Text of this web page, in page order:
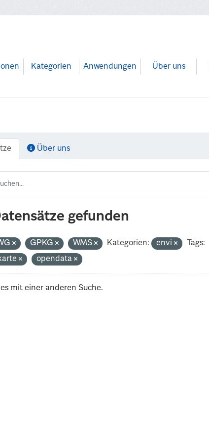
Kategorien Anwendungen Über uns
Über uns
gefunden
GPKG WMS Kategorien: envi
Tags:
opendata
mit einer anderen Suche.